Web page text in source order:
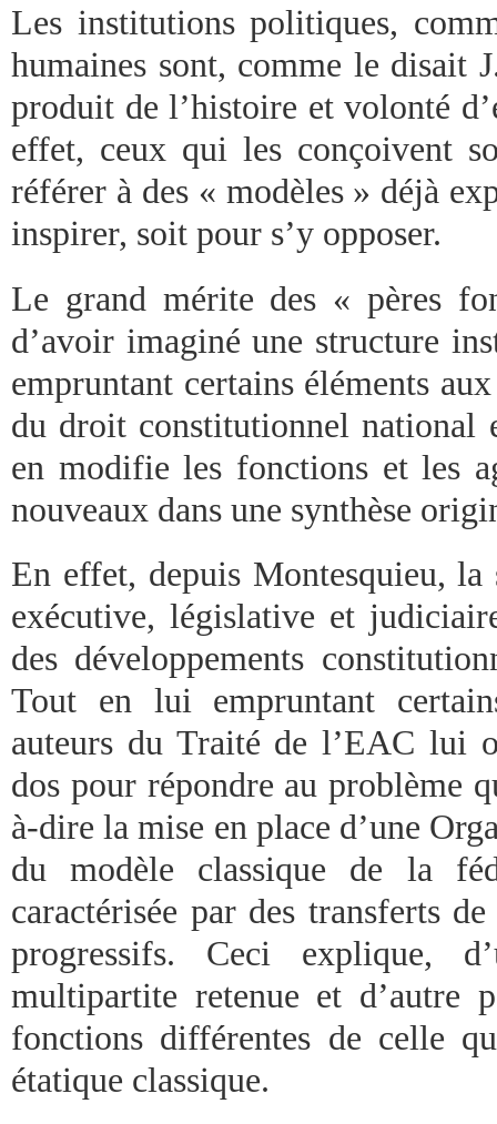
Les institutions politiques,
humaines sont, comme le disait
produit de l’histoire et volonté
effet, ceux qui les conçoivent
référer à des « modèles » déjà
inspirer, soit pour s’y opposer.
Le grand mérite des « pères
d’avoir imaginé une structure
empruntant certains éléments
du droit constitutionnel national
en modifie les fonctions et les
nouveaux dans une synthèse
En effet, depuis Montesquieu, la
exécutive, législative et
des développements
Tout en lui empruntant
auteurs du Traité de l’EAC lui
dos pour répondre au problème
à-dire la mise en place d’une
du modèle classique de la
caractérisée par des transferts
progressifs. Ceci explique,
multipartite retenue et d’autre
fonctions différentes de celle
étatique classique.